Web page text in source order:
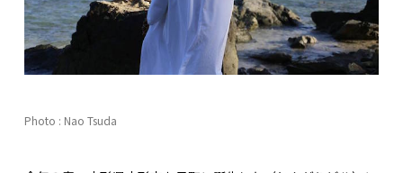
Photo : Nao Tsuda